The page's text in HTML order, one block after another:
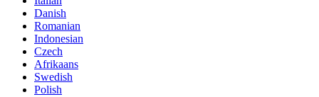
Danish
Romanian
Indonesian
Czech
Afrikaans
Swedish
Polish